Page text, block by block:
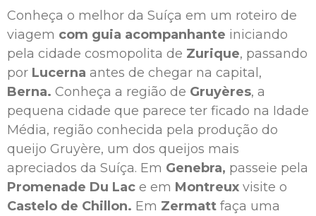
Conheça o melhor da Suíça em um roteiro de
viagem com guia acompanhante iniciando
pela cidade cosmopolita de Zurique, passando
por Lucerna antes de chegar na capital,
Berna. Conheça a região de Gruyères, a
pequena cidade que parece ter ficado na Idade
Média, região conhecida pela produção do
queijo Gruyère, um dos queijos mais
apreciados da Suíça. Em Genebra, passeie pela
Promenade Du Lac e em Montreux visite o
Castelo de Chillon. Em Zermatt faça uma